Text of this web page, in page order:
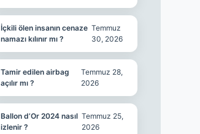
İçkili ölen insanın cenaze
namazı kılınır mı ?
Temmuz
30, 2026
Tamir edilen airbag
açılır mı ?
Temmuz 28,
2026
Ballon d’Or 2024 nasıl
izlenir ?
Temmuz 25,
2026